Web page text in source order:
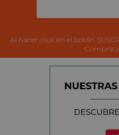
Al hacer click en el botón
Compra